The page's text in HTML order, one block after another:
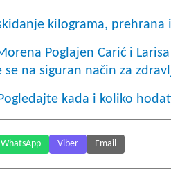
kilograma, prehrana
Poglajen Carić i
se na siguran način za
kada i koliko
WhatsApp Viber Email